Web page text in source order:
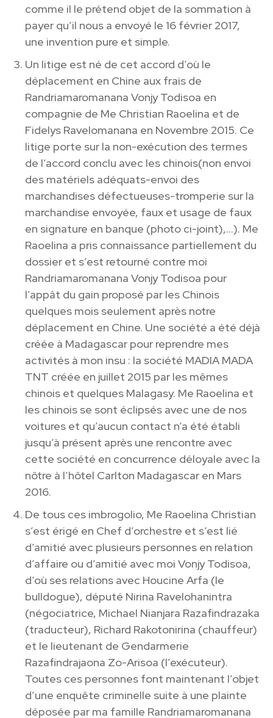
comme il le prétend objet de la sommation à
payer qu’il nous a envoyé le 16 février 2017,
une invention pure et simple.
Un litige est né de cet accord d’où le
déplacement en Chine aux frais de
Randriamaromanana Vonjy Todisoa en
compagnie de Me Christian Raoelina et de
Fidelys Ravelomanana en Novembre 2015. Ce
litige porte sur la non-exécution des termes
de l’accord conclu avec les chinois(non envoi
des matériels adéquats-envoi des
marchandises défectueuses-tromperie sur la
marchandise envoyée, faux et usage de faux
en signature en banque (photo ci-joint),…). Me
Raoelina a pris connaissance partiellement du
dossier et s’est retourné contre moi
Randriamaromanana Vonjy Todisoa pour
l’appât du gain proposé par les Chinois
quelques mois seulement après notre
déplacement en Chine. Une société a été déjà
créée à Madagascar pour reprendre mes
activités à mon insu : la société MADIA MADA
TNT créée en juillet 2015 par les mêmes
chinois et quelques Malagasy. Me Raoelina et
les chinois se sont éclipsés avec une de nos
voitures et qu’aucun contact n’a été établi
jusqu’à présent après une rencontre avec
cette société en concurrence déloyale avec la
nôtre à l’hôtel Carlton Madagascar en Mars
2016.
De tous ces imbrogolio, Me Raoelina Christian
s’est érigé en Chef d’orchestre et s’est lié
d’amitié avec plusieurs personnes en relation
d’affaire ou d’amitié avec moi Vonjy Todisoa,
d’où ses relations avec Houcine Arfa (le
bulldogue), député Nirina Ravelohanintra
(négociatrice, Michael Nianjara Razafindrazaka
(traducteur), Richard Rakotonirina (chauffeur)
et le lieutenant de Gendarmerie
Razafindrajaona Zo-Arisoa (l’exécuteur).
Toutes ces personnes font maintenant l’objet
d’une enquête criminelle suite à une plainte
déposée par ma famille Randriamaromanana